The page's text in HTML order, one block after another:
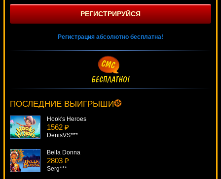
РЕГИСТРИРУЙСЯ
Регистрация абсолютно бесплатна!
ПОСЛЕДНИЕ ВЫИГРЫШИ
verkhovod***
Hook's Heroes
1562 ₽
DenisVS***
Bella Donna
2803 ₽
Serg***